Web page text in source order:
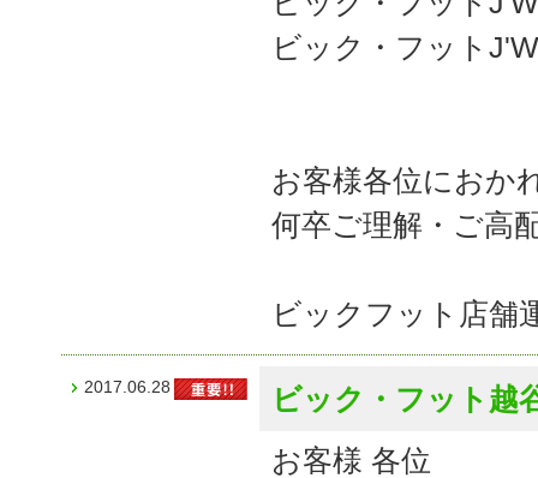
ビック・フット
お客様各位におか
何卒ご理解・ご高
ビックフット店舗
2017.06.28
ビック・フット
お客様 各位